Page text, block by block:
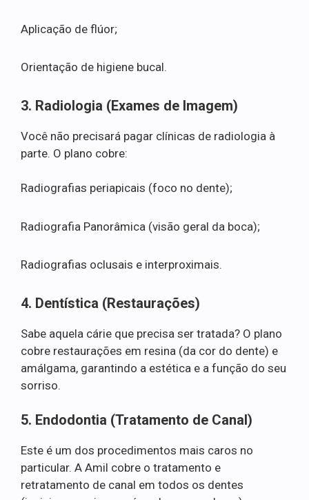
Aplicação de flúor;
Orientação de higiene bucal.
3. Radiologia (Exames de Imagem)
Você não precisará pagar clínicas de radiologia à
parte. O plano cobre:
Radiografias periapicais (foco no dente);
Radiografia Panorâmica (visão geral da boca);
Radiografias oclusais e interproximais.
4. Dentística (Restaurações)
Sabe aquela cárie que precisa ser tratada? O plano
cobre restaurações em resina (da cor do dente) e
amálgama, garantindo a estética e a função do seu
sorriso.
5. Endodontia (Tratamento de Canal)
Este é um dos procedimentos mais caros no
particular. A Amil cobre o tratamento e
retratamento de canal em todos os dentes